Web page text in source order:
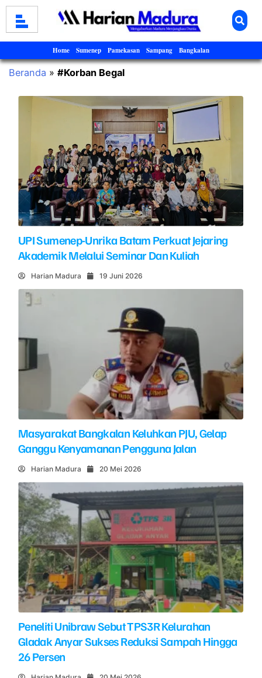
Home Sumenep Pamekasan Sampang Bangkalan
Beranda » #Korban Begal
UPI Sumenep-Unrika Batam Perkuat Jejaring
Akademik Melalui Seminar Dan Kuliah
Harian Madura 19 Juni 2026
Masyarakat Bangkalan Keluhkan PJU, Gelap
Ganggu Kenyamanan Pengguna Jalan
Harian Madura 20 Mei 2026
Peneliti Unibraw Sebut TPS3R Kelurahan
Gladak Anyar Sukses Reduksi Sampah Hingga
26 Persen